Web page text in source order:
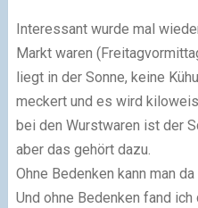
Interessant wurde mal
Markt waren
liegt in der Sonne, keine
meckert und es wird
bei den Wurstwaren ist der
aber das gehört dazu.
Ohne Bedenken kann man
Und ohne Bedenken fand